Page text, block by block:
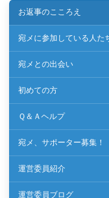
お返事のこころえ
宛メに参加している人た
宛メとの出会い
初めての方
Ｑ＆Ａヘルプ
宛メ、サポーター募集！
運営委員紹介
運営委員ブログ